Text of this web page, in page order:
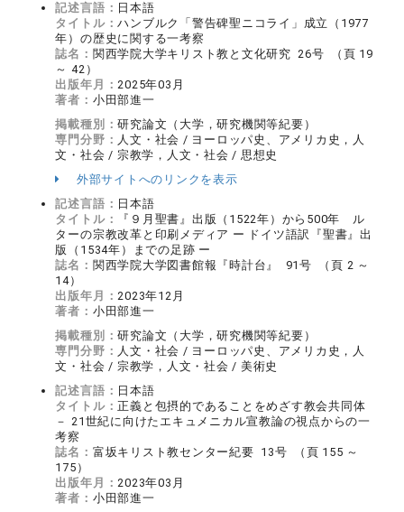
記述言語： 日本語
タイトル：ハンブルク「警告碑聖ニコライ」成立（1977
年）の歴史に関する一考察
誌名： 関西学院大学キリスト教と文化研究 26号 （頁 19
～ 42）
出版年月：2025年03月
著者： 小田部進一
掲載種別：研究論文（大学，研究機関等紀要）
専門分野： 人文・社会 / ヨーロッパ史、アメリカ史，人
文・社会 / 宗教学，人文・社会 / 思想史
外部サイトへのリンクを表示
記述言語： 日本語
タイトル：
『９月聖書』出版（1522年）から500年 ル
ターの宗教改革と印刷メディア ー ドイツ語訳『聖書』出
版（1534年）までの足跡 ー
誌名： 関西学院大学図書館報『時計台』 91号 （頁 2 ～
14）
出版年月：2023年12月
著者： 小田部進一
掲載種別：研究論文（大学，研究機関等紀要）
専門分野： 人文・社会 / ヨーロッパ史、アメリカ史，人
文・社会 / 宗教学，人文・社会 / 美術史
記述言語： 日本語
タイトル：正義と包摂的であることをめざす教会共同体
－ 21世紀に向けたエキュメニカル宣教論の視点からの一
考察
誌名： 富坂キリスト教センター紀要 13号 （頁 155 ～
175）
出版年月：2023年03月
著者： 小田部進一